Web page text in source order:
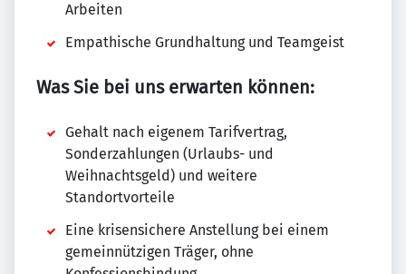
Arbeiten
Empathische Grundhaltung und Teamgeist
Was Sie bei uns erwarten können:
Gehalt nach eigenem Tarifvertrag,
Sonderzahlungen (Urlaubs- und
Weihnachtsgeld) und weitere
Standortvorteile
Eine krisensichere Anstellung bei einem
gemeinnützigen Träger, ohne